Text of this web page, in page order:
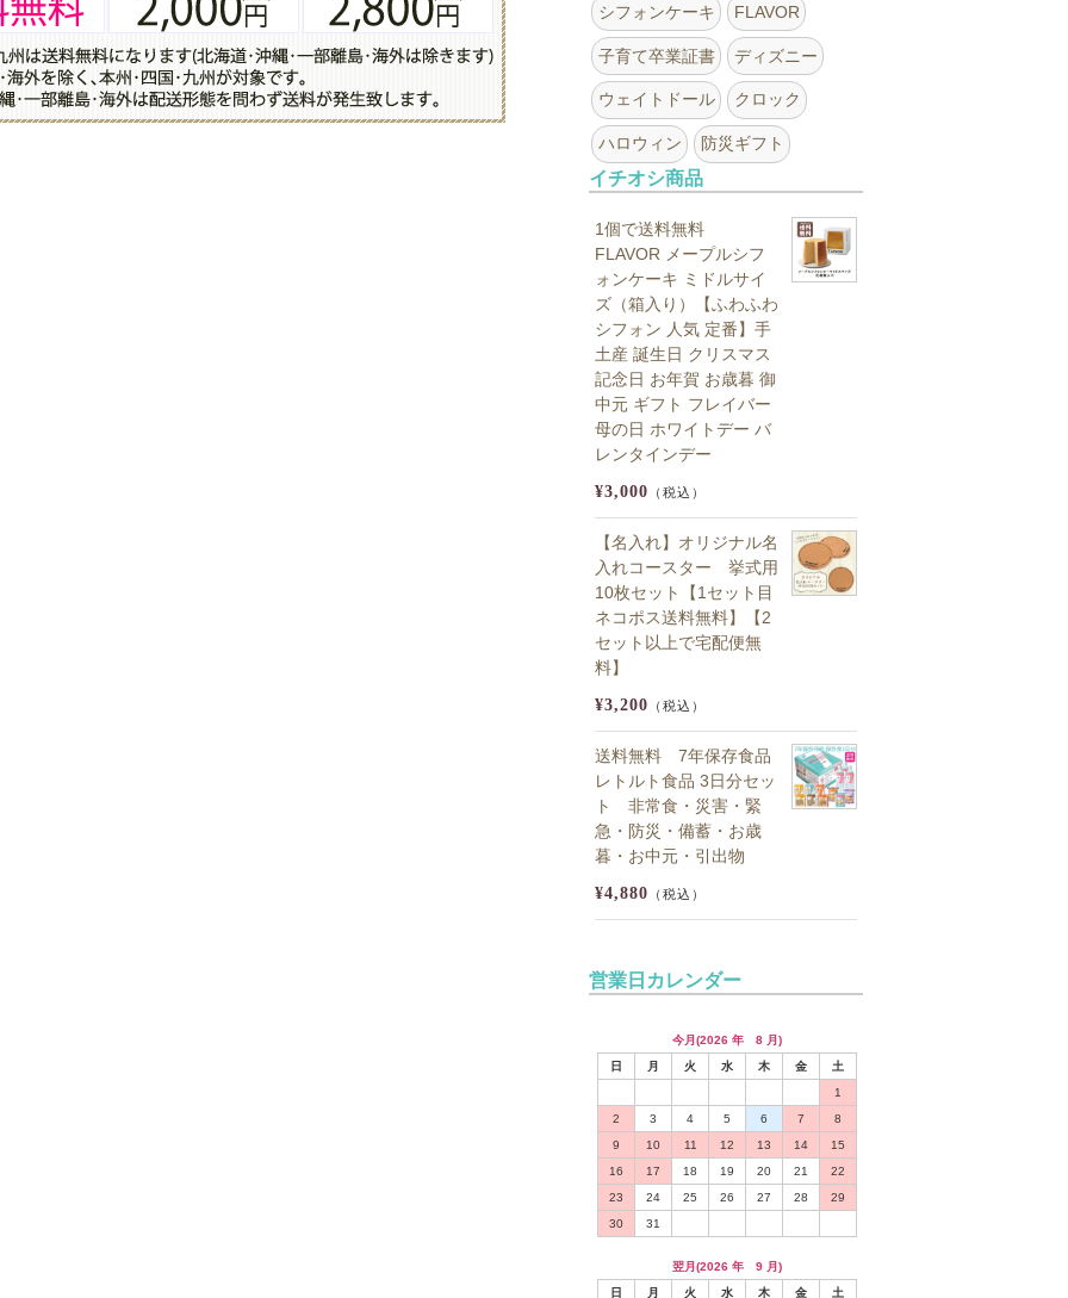
シフォンケーキ FLAVOR
子育て卒業証書 ディズニー
ウェイトドール クロック
ハロウィン 防災ギフト
イチオシ商品
1個で送料無料
FLAVOR メープルシフ
ォンケーキ ミドルサイ
ズ（箱入り）【ふわふわ
シフォン 人気 定番】手
土産 誕生日 クリスマス
記念日 お年賀 お歳暮 御
中元 ギフト フレイバー
母の日 ホワイトデー バ
レンタインデー
¥3,000 （税込）
【名入れ】オリジナル名
入れコースター 挙式用
10枚セット【1セット目
ネコポス送料無料】【2
セット以上で宅配便無
料】
¥3,200 （税込）
送料無料 7年保存食品
レトルト食品 3日分セッ
ト 非常食・災害・緊
急・防災・備蓄・お歳
暮・お中元・引出物
¥4,880 （税込）
営業日カレンダー
今月(2026 年 8 月)
日
月 火 水 木 金
土
1
2
3 4 5 6 7
8
9
10 11 12 13 14
15
16
17 18 19 20 21
22
23
24 25 26 27 28
29
30
31
翌月(2026 年 9 月)
日
月 火 水 木 金 土